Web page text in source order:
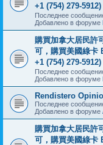
+1 (754) 279-
Последнее
Добавлено в форуме
購買加拿大居民許
可，購買美國綠
+1 (754) 279-
Последнее
Добавлено в форуме
Rendistero
Последнее
Добавлено в форуме
購買加拿大居民許
可，購買美國綠